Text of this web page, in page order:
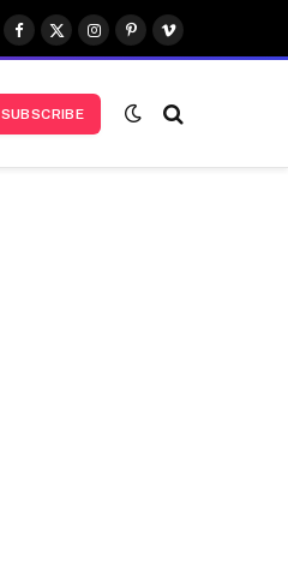
Facebook
X
(Twitter)
Instagram
Pinterest
Vimeo
SUBSCRIBE